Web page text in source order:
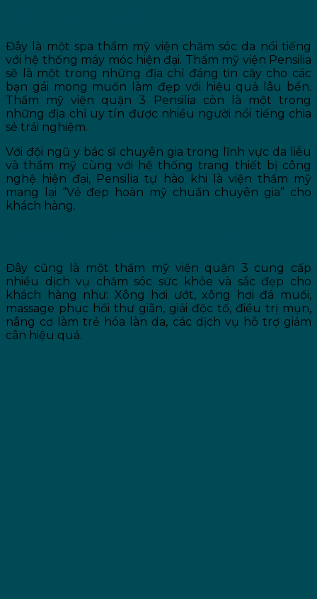
Đây là một spa thẩm mỹ viện chăm sóc da nổi tiếng
với hệ thống máy móc hiện đại. Thẩm mỹ viện Pensilia
sẽ là một trong những địa chỉ đáng tin cậy cho các
bạn gái mong muốn làm đẹp với hiệu quả lâu bền.
Thẩm mỹ viện quận 3 Pensilia còn là một trong
những địa chỉ uy tín được nhiều người nổi tiếng chia
sẻ trải nghiệm.
Với đội ngũ y bác sĩ chuyên gia trong lĩnh vực da liễu
và thẩm mỹ cùng với hệ thống trang thiết bị công
nghệ hiện đại, Pensilia tự hào khi là viện thẩm mỹ
mang lại “Vẻ đẹp hoàn mỹ chuẩn chuyên gia” cho
khách hàng.
Đây cũng là một thẩm mỹ viện quận 3 cung cấp
nhiều dịch vụ chăm sóc sức khỏe và sắc đẹp cho
khách hàng như: Xông hơi ướt, xông hơi đá muối,
massage phục hồi thư giãn, giải độc tố, điều trị mụn,
nâng cơ làm trẻ hóa làn da, các dịch vụ hỗ trợ giảm
cân hiệu quả.